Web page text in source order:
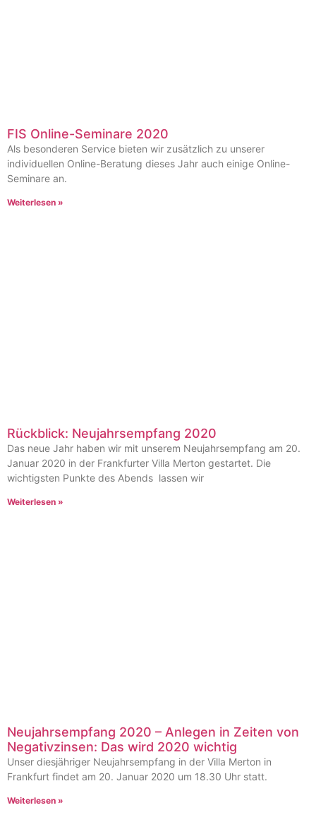
FIS Online-Seminare 2020
Als besonderen Service bieten wir zusätzlich zu unserer
individuellen Online-Beratung dieses Jahr auch einige Online-
Seminare an.
Weiterlesen »
Rückblick: Neujahrsempfang 2020
Das neue Jahr haben wir mit unserem Neujahrsempfang am 20.
Januar 2020 in der Frankfurter Villa Merton gestartet. Die
wichtigsten Punkte des Abends lassen wir
Weiterlesen »
Neujahrsempfang 2020 – Anlegen in Zeiten von
Negativzinsen: Das wird 2020 wichtig
Unser diesjähriger Neujahrsempfang in der Villa Merton in
Frankfurt findet am 20. Januar 2020 um 18.30 Uhr statt.
Weiterlesen »